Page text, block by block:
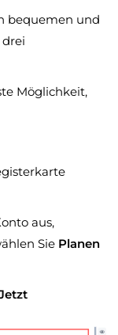
bequemen und
Möglichkeit,
aus,
Sie Planen